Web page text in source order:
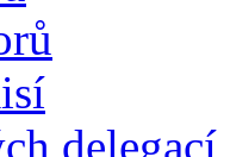
delegací